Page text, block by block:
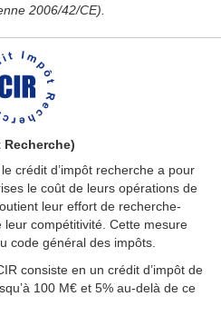
2006/42/CE).
Recherche)
crédit d’impôt recherche a pour
le coût de leurs opérations de
leur effort de recherche-
leur compétitivité. Cette mesure
code général des impôts.
consiste en un crédit d’impôt de
100 M€ et 5% au-delà de ce